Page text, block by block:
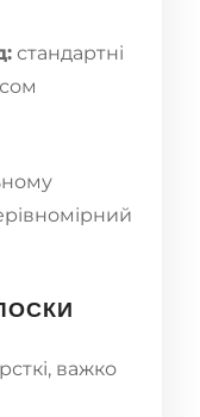
стандартні
важко